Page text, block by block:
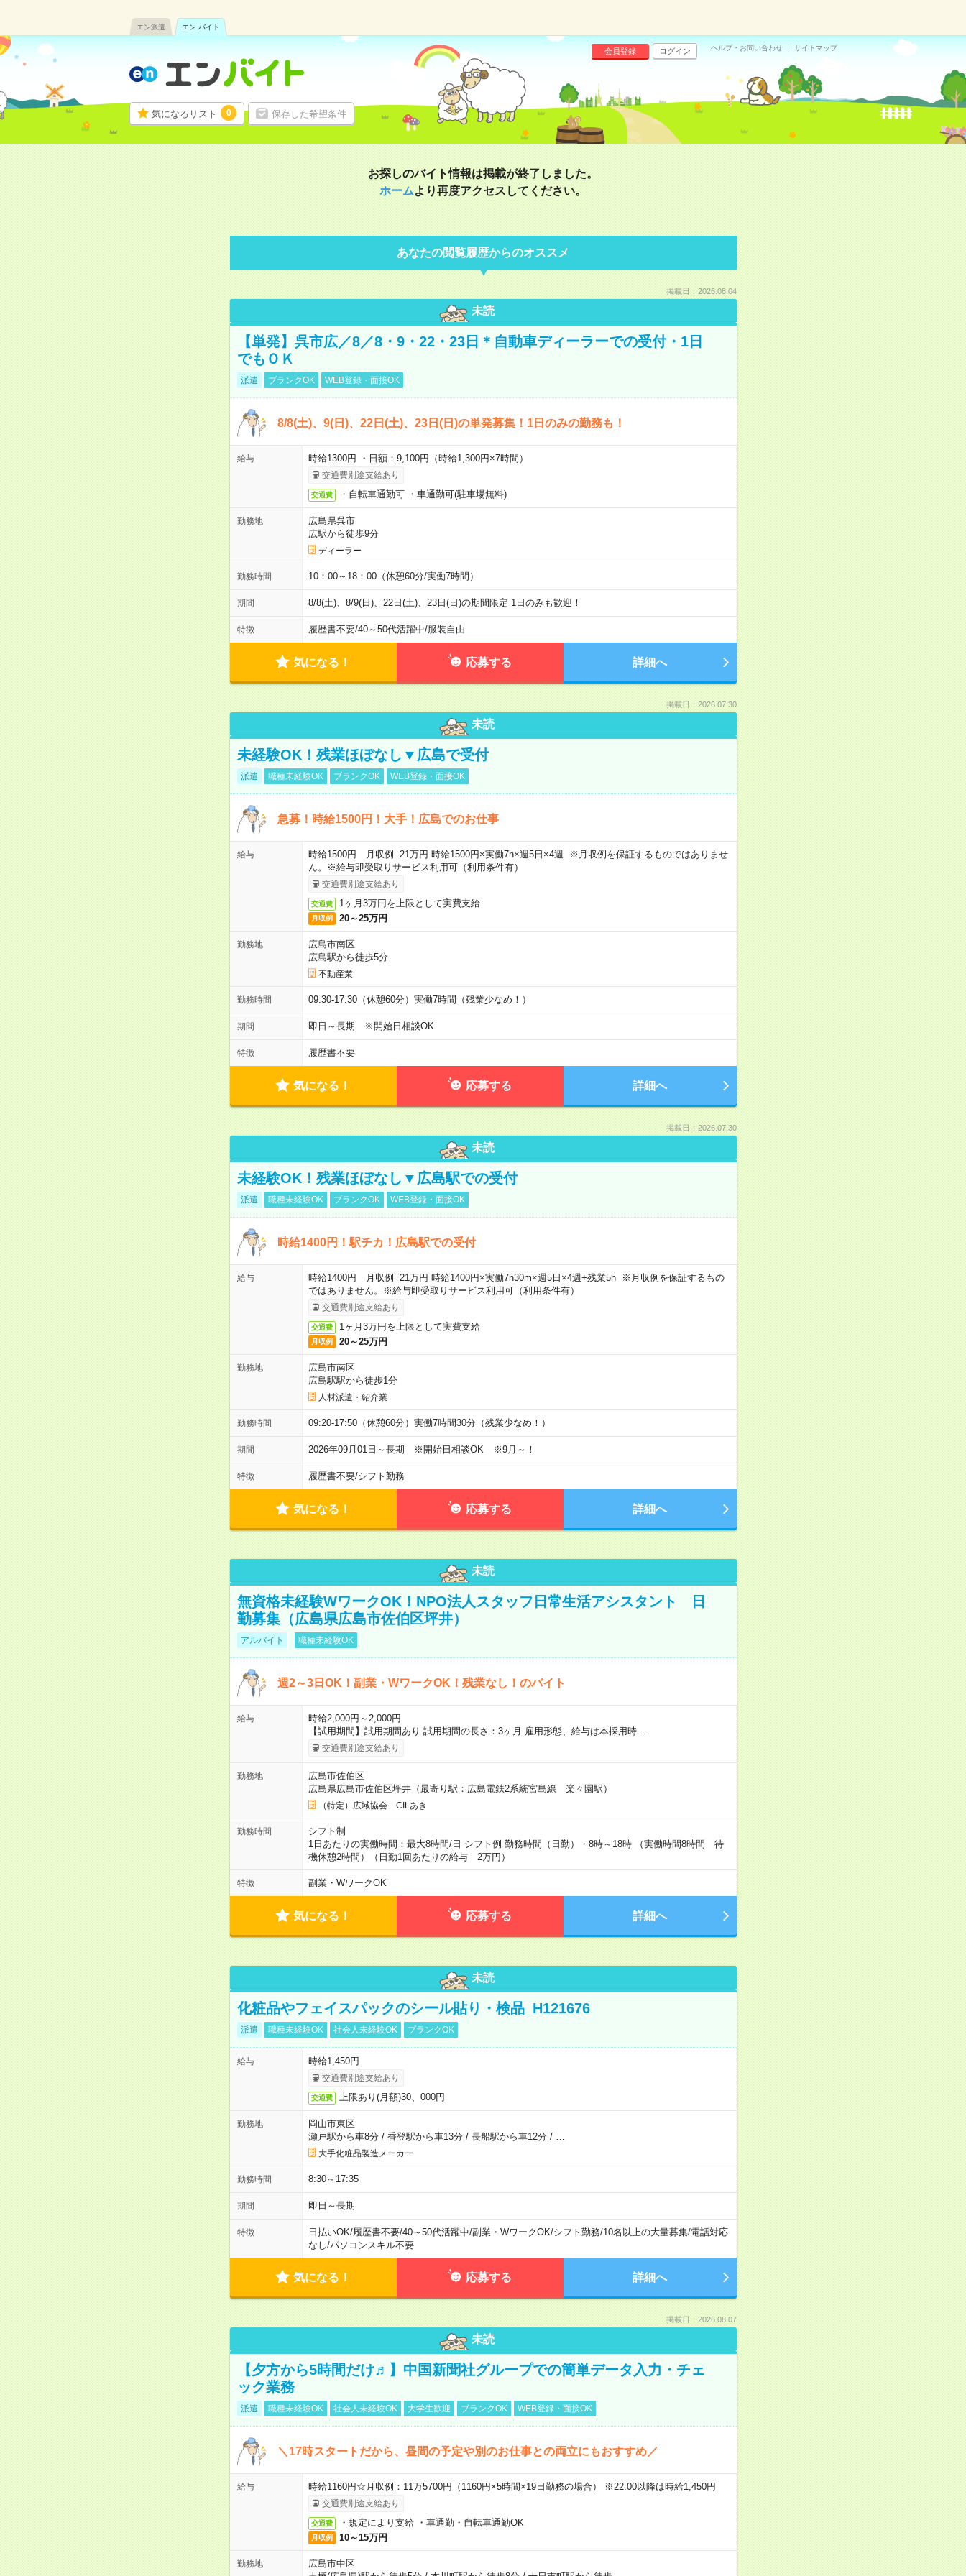
エン派遣 エン バイト
気になるリスト 0 保存した希望条件
会員登録 ログイン ヘルプ・お問い合わせ サイトマップ
お探しのバイト情報は掲載が終了しました。
ホームより再度アクセスしてください。
あなたの閲覧履歴からのオススメ
掲載日：2026.08.04
未読
【単発】呉市広／8／8・9・22・23日＊自動車ディーラーでの受付・1日
でもＯＫ
派遣 ブランクOK WEB登録・面接OK
8/8(土)、9(日)、22日(土)、23日(日)の単発募集！1日のみの勤務も！
給与 時給1300円 ・日額：9,100円（時給1,300円×7時間）
交通費別途支給あり
交通費 ・自転車通勤可 ・車通勤可(駐車場無料)
勤務地
広島県呉市
広駅から徒歩9分
ディーラー
勤務時間 10：00～18：00（休憩60分/実働7時間）
期間 8/8(土)、8/9(日)、22日(土)、23日(日)の期間限定 1日のみも歓迎！
特徴 履歴書不要/40～50代活躍中/服装自由
気になる！ 応募する 詳細へ
掲載日：2026.07.30
未読
未経験OK！残業ほぼなし▼広島で受付
派遣 職種未経験OK ブランクOK WEB登録・面接OK
急募！時給1500円！大手！広島でのお仕事
給与
時給1500円 月収例 21万円 時給1500円×実働7h×週5日×4週 ※月収例を保証するものではありませ
ん。※給与即受取りサービス利用可（利用条件有）
交通費別途支給あり
交通費 1ヶ月3万円を上限として実費支給
月収例 20～25万円
勤務地
広島市南区
広島駅から徒歩5分
不動産業
勤務時間 09:30-17:30（休憩60分）実働7時間（残業少なめ！）
期間 即日～長期 ※開始日相談OK
特徴 履歴書不要
気になる！ 応募する 詳細へ
掲載日：2026.07.30
未読
未経験OK！残業ほぼなし▼広島駅での受付
派遣 職種未経験OK ブランクOK WEB登録・面接OK
時給1400円！駅チカ！広島駅での受付
給与
時給1400円 月収例 21万円 時給1400円×実働7h30m×週5日×4週+残業5h ※月収例を保証するもの
ではありません。※給与即受取りサービス利用可（利用条件有）
交通費別途支給あり
交通費 1ヶ月3万円を上限として実費支給
月収例 20～25万円
勤務地
広島市南区
広島駅駅から徒歩1分
人材派遣・紹介業
勤務時間 09:20-17:50（休憩60分）実働7時間30分（残業少なめ！）
期間 2026年09月01日～長期 ※開始日相談OK ※9月～！
特徴 履歴書不要/シフト勤務
気になる！ 応募する 詳細へ
未読
無資格未経験WワークOK！NPO法人スタッフ日常生活アシスタント 日
勤募集（広島県広島市佐伯区坪井）
アルバイト 職種未経験OK
週2～3日OK！副業・WワークOK！残業なし！のバイト
給与
時給2,000円～2,000円
【試用期間】試用期間あり 試用期間の長さ：3ヶ月 雇用形態、給与は本採用時…
交通費別途支給あり
勤務地
広島市佐伯区
広島県広島市佐伯区坪井（最寄り駅：広島電鉄2系統宮島線 楽々園駅）
（特定）広域協会 CILあき
勤務時間
シフト制
1日あたりの実働時間：最大8時間/日 シフト例 勤務時間（日勤）・8時～18時 （実働時間8時間 待
機休憩2時間）（日勤1回あたりの給与 2万円）
特徴 副業・WワークOK
気になる！ 応募する 詳細へ
未読
化粧品やフェイスパックのシール貼り・検品_H121676
派遣 職種未経験OK 社会人未経験OK ブランクOK
給与 時給1,450円
交通費別途支給あり
交通費 上限あり(月額)30、000円
勤務地
岡山市東区
瀬戸駅から車8分/ 香登駅から車13分/ 長船駅から車12分/ …
大手化粧品製造メーカー
勤務時間 8:30～17:35
期間 即日～長期
特徴 日払いOK/履歴書不要/40～50代活躍中/副業・WワークOK/シフト勤務/10名以上の大量募集/電話対応
なし/パソコンスキル不要
気になる！ 応募する 詳細へ
掲載日：2026.08.07
未読
【夕方から5時間だけ♬】中国新聞社グループでの簡単データ入力・チェ
ック業務
派遣 職種未経験OK 社会人未経験OK 大学生歓迎 ブランクOK WEB登録・面接OK
＼17時スタートだから、昼間の予定や別のお仕事との両立にもおすすめ／
給与 時給1160円☆月収例：11万5700円（1160円×5時間×19日勤務の場合） ※22:00以降は時給1,450円
交通費別途支給あり
交通費 ・規定により支給 ・車通勤・自転車通勤OK
月収例 10～15万円
勤務地
広島市中区